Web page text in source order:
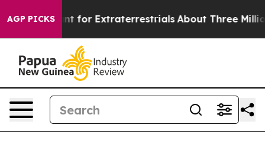
AGP PICKS
to Hunt for Extraterrestrials About Three Million